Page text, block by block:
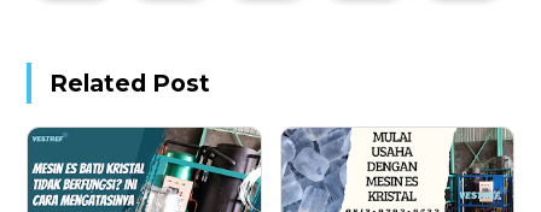
Related Post